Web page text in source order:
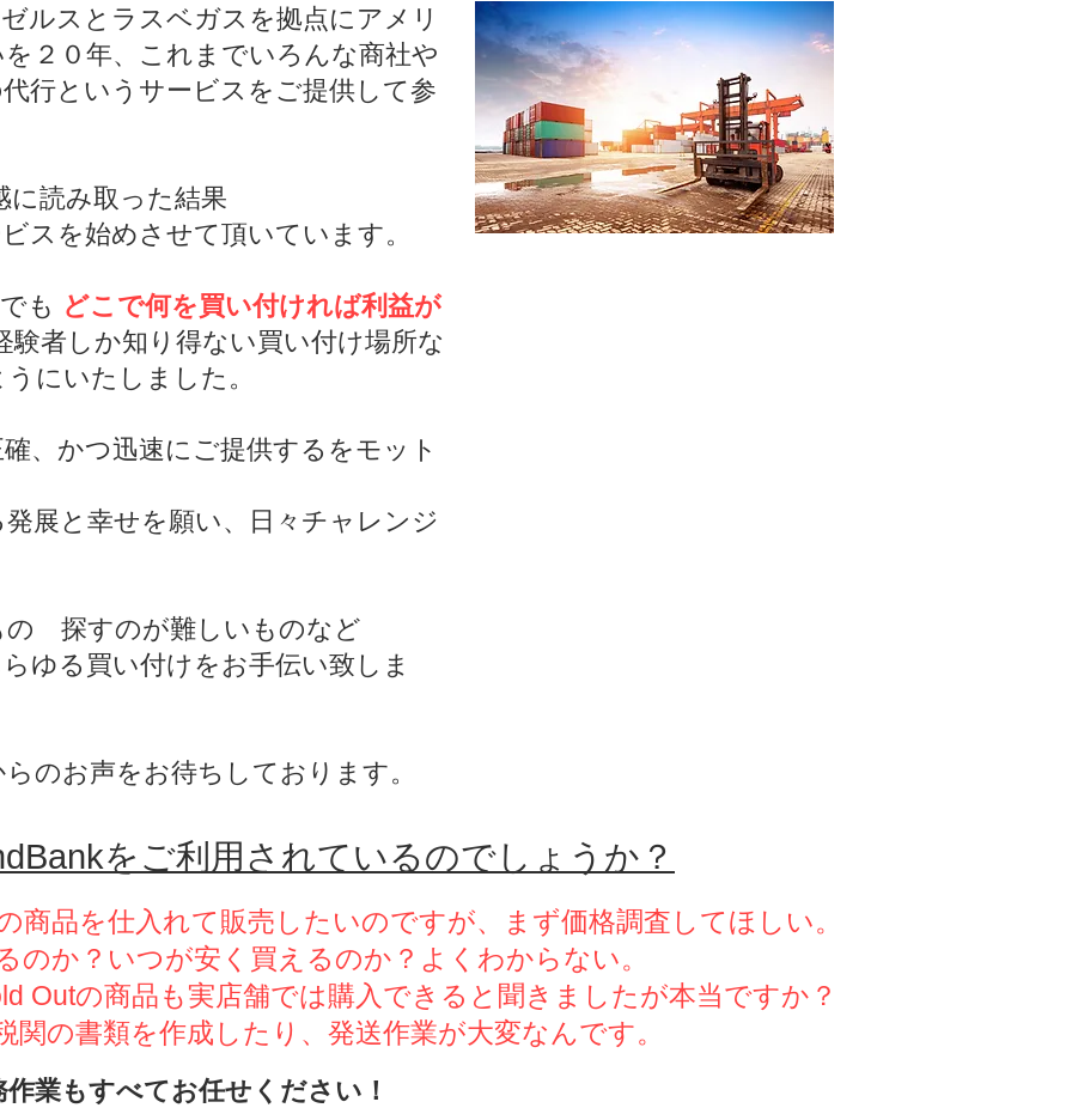
ルスとラスベガスを拠点にアメリ
２０年、これまでいろんな商社や
行というサービスをご提供して参
に読み取った結果
スを始めさせて頂いています。
も どこで何を買い付ければ利益が
者しか知り得ない買い付け場所な
にいたしました。
、かつ迅速にご提供するをモット
展と幸せを願い、日々チャレンジ
の 探すのが難しいものなど
ゆる買い付けをお手伝い致しま
のお声をお待ちしております。
をご利用されているのでしょうか？
品を仕入れて販売したいのですが、まず価格調査してほしい。
か？いつが安く買えるのか？よくわからない。
Outの商品も実店舗では購入できると聞きましたが本当ですか？
の書類を作成したり、発送作業が大変なんです。
業もすべてお任せください！